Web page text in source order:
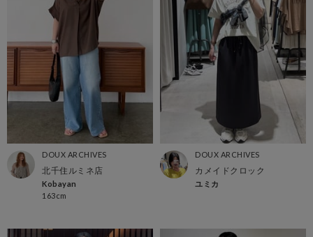
DOUX ARCHIVES
北千住ルミネ店
Kobayan
163cm
DOUX ARCHIVES
カメイドクロック
ユミカ